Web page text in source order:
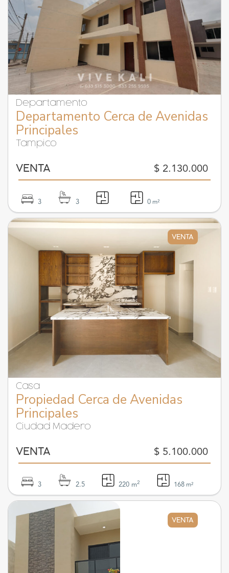
Departamento
Departamento Cerca de Avenidas
Principales
Tampico
VENTA $ 2.130.000
3 3 0 m²
VENTA
Casa
Propiedad Cerca de Avenidas
Principales
Ciudad Madero
VENTA $ 5.100.000
3 2.5 220 m2 168 m²
VENTA